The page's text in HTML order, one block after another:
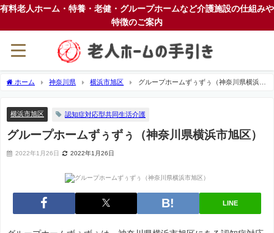
有料老人ホーム・特養・老健・グループホームなど介護施設の仕組みや
特徴のご案内
ホーム 神奈川県 横浜市旭区
グループホームずぅずぅ（神奈川県横浜市
横浜市旭区 認知症対応型共同生活介護
グループホームずぅずぅ（神奈川県横浜市旭区）
2022年1月26日 2022年1月26日
LINE